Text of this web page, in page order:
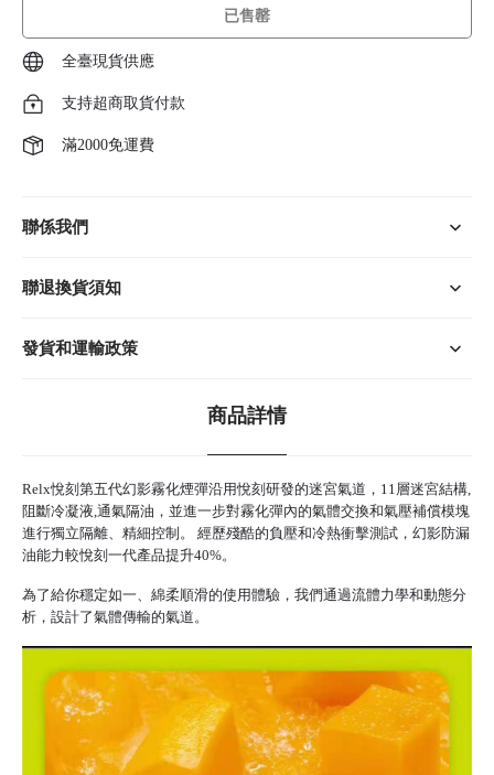
已售罄
全臺現貨供應
支持超商取貨付款
滿2000免運費
聯係我們
聯退換貨須知
發貨和運輸政策
商品詳情
Relx悅刻 第五代幻影霧化煙彈沿用悅刻研發的迷宮氣道，11層迷宮結構,
阻斷冷凝液,通氣隔油，並進一步對霧化彈內的氣體交換和氣壓補償模塊
進行獨立隔離、精細控制。 經歷殘酷的負壓和冷熱衝擊測試，幻影防漏
油能力較悅刻 一代產品提升40%。
為了給你穩定如一、綿柔順滑的使用體驗，我們通過流體力學和動態分
析，設計了氣體傳輸的氣道。